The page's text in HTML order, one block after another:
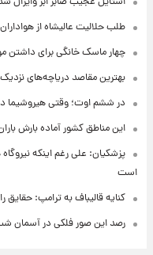
طلب حلالیت عالیشاه از
چهار ماسک خانگی برای داشتن
بهترین مقاصد دریاچه‌های
در ششم اوت؛ وقتی هیروشیما
این مناطق کشور آماده بارش
پزشکیان: علی رغم اینکه
است
کنایه قالیباف به ترامپ:
رصد این صور فلکی در آسمان